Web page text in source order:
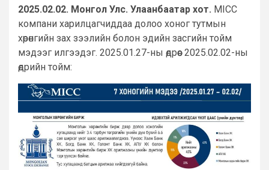
2025.02.02. Монгол Улс. Улаанбаатар хот. MICC
компани харилцагчиддаа долоо хоног тутмын
хөрөнгийн зах зээлийн болон эдийн засгийн тойм
мэдээг илгээдэг. 2025.01.27-ны өдрөөс 2025.02.02-ны
өдрийн тойм: